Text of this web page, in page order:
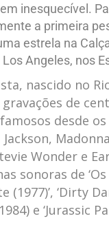
inesquecível.
a primeira
estrela na
Angeles, nos
nascido no
de
desde os
Wonder e
sonoras de
(1977)’, ‘Dirty
e ‘Jurassic